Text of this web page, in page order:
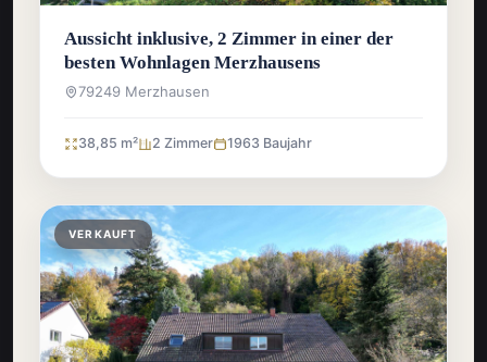
Aussicht inklusive, 2 Zimmer in einer der
besten Wohnlagen Merzhausens
79249 Merzhausen
38,85 m² 2 Zimmer 1963 Baujahr
VERKAUFT